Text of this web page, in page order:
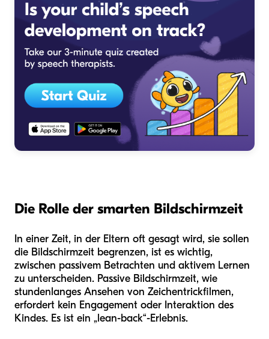
Die Rolle der smarten Bildschirmzeit
In einer Zeit, in der Eltern oft gesagt wird, sie sollen
die Bildschirmzeit begrenzen, ist es wichtig,
zwischen passivem Betrachten und aktivem Lernen
zu unterscheiden. Passive Bildschirmzeit, wie
stundenlanges Ansehen von Zeichentrickfilmen,
erfordert kein Engagement oder Interaktion des
Kindes. Es ist ein „lean-back“-Erlebnis.